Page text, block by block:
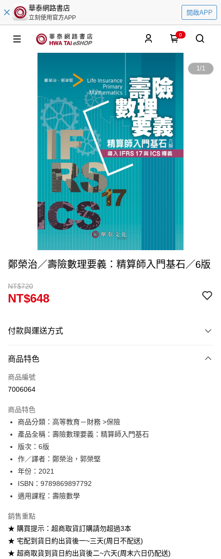
華泰網路書店
立刻使用官方APP
開啟APP
0
1/1
鄭榮治／壽險數理要義：精算師入門基石／6版
NT$720
NT$648
付款與運送方式
信用卡一次付款
超商取貨付款
Google Pay
ATM付款
運送方式
每筆NT$60
7-11取貨付款
每筆NT$60
商品特色
商品編號
7006064
商品特色
商品分類：高等教育－財務 >保險
產品全稱：壽險數理要義：精算師入門基石
版次：6版
作／譯者：鄭榮治，郭榮堅
年份：2021
ISBN：9789869897792
適用課程：壽險數學
銷售重點
★ 購買提示：超商取貨訂購請勿超過3本
★ 宅配到貨日約出貨後一~三天(周日不配送)
★ 超商取貨到貨日約出貨後二~六天(周末六日仍配送)